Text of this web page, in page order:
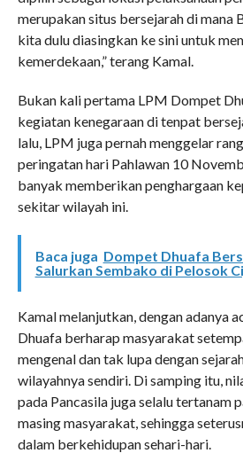
merupakan situs bersejarah di mana
kita dulu diasingkan ke sini untuk
kemerdekaan,” terang Kamal.
Bukan kali pertama LPM Dompet
kegiatan kenegaraan di tenpat
lalu, LPM juga pernah menggelar
peringatan hari Pahlawan 10
banyak memberikan penghargaan
sekitar wilayah ini.
Baca juga Dompet Dhuafa
Salurkan Sembako di Pelosok
Kamal melanjutkan, dengan adanya
Dhuafa berharap masyarakat
mengenal dan tak lupa dengan
wilayahnya sendiri. Di samping itu,
pada Pancasila juga selalu tertanam
masing masyarakat, sehingga
dalam berkehidupan sehari-hari.